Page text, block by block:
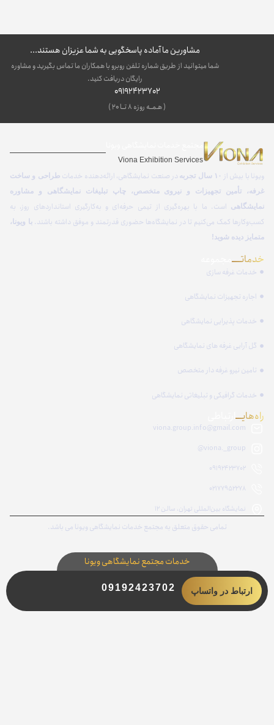
مشاورین ما آماده پاسخگویی به شما عزیزان هستند...
شما میتوانید از طریق شماره تلفن روبرو با همکاران ما تماس بگیرید و مشاوره
رایگان دریافت کنید.
09192423702
( هـمــه روزه ۸ تــا ۲۰ )
Viona Exhibition Services
ویونا با بیش از ۱۰ سال تجربه در صنعت نمایشگاهی، ارائه‌دهنده خدمات طراحی و ساخت
غرفه، تأمین تجهیزات و نیروی متخصص، چاپ تبلیغات نمایشگاهی و مشاوره
نمایشگاهی است. ما با بهره‌گیری از تیمی حرفه‌ای و به‌کارگیری استانداردهای روز، به
کسب‌وکارها کمک می‌کنیم تا در نمایشگاه‌ها حضوری قدرتمند و موفق داشته باشند. با ویونا،
متمایز دیده شوید!
خدماتـــــ
خدمات غرفه سازی
اجاره تجهیزات نمایشگاهی
خدمات پذیرایی نمایشگاهی
گل آرایی غرفه های نمایشگاهی
تامین نیرو غرفه دار متخصص
خدمات گرافیکی و تبلیغاتی نمایشگاهی
راه‌هایــــ
viona.group.info@gmail.com
viona._group@
09192423702
02177952278
نمایشگاه بین‌المللی تهران، سالن ۱۲
تمامی حقوق متعلق به مجتمع خدمات نمایشگاهی ویونا می باشد.
خدمات مجتمع نمایشگاهی ویونا
ارتباط در واتساپ 09192423702